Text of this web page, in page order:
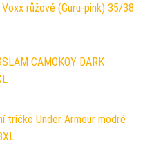
růžové (Guru-pink) 35/38
CAMOKOY DARK
tričko Under Armour modré